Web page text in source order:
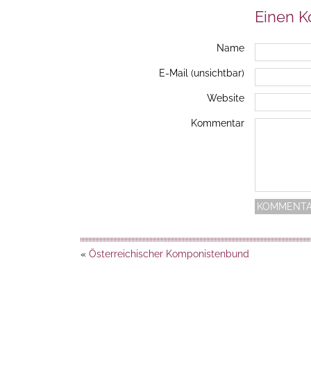
Einen
Name
E-Mail (unsichtbar)
Website
Kommentar
« Österreichischer Komponistenbund